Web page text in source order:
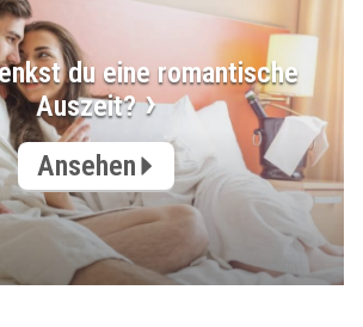
du eine romantische
Auszeit?
Ansehen